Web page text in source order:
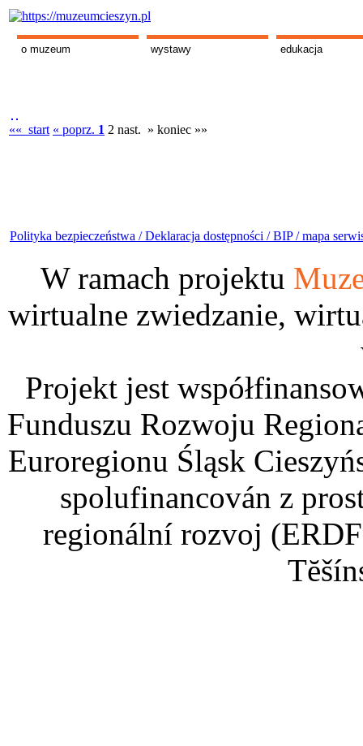
o muzeum wystawy edukacja
«« start « poprz. 1 2 nast. » koniec »»
Polityka bezpieczeństwa /Deklaracja dostępności /BIP /mapa
W ramach projektu
wirtualne zwiedzanie,
Projekt jest
Funduszu Rozwoju
Euroregionu Śląsk
spolufinancován z
regionální rozvoj